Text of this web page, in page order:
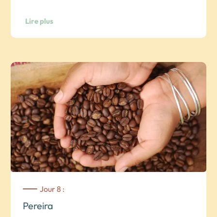
envier à son voisin de Salento et offre de beaux points de
vue sur la région.
Nuit dans hôtel à Salento.
Lire plus
Jour 8 :
Pereira